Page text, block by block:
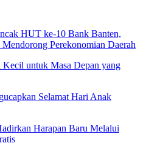
HUT ke-10 Bank Banten,
Perekonomian Daerah
Kecil untuk Masa Depan yang
Selamat Hari Anak
Harapan Baru Melalui